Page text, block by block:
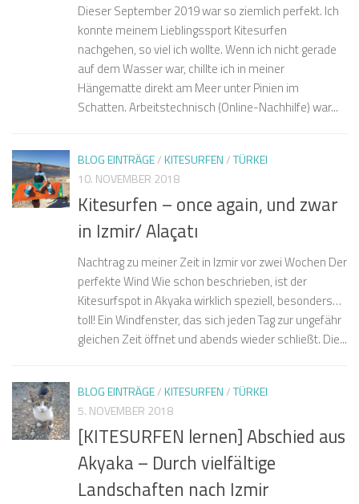
Dieser September 2019 war so ziemlich perfekt. Ich
konnte meinem Lieblingssport Kitesurfen
nachgehen, so viel ich wollte. Wenn ich nicht gerade
auf dem Wasser war, chillte ich in meiner
Hängematte direkt am Meer unter Pinien im
Schatten. Arbeitstechnisch (Online-Nachhilfe) war...
BLOG EINTRÄGE/KITESURFEN/TÜRKEI
10. NOVEMBER 2018
Kitesurfen – once again, und zwar
in Izmir/ Alaçatı
Nachtrag zu meiner Zeit in Izmir vor zwei Wochen Der
perfekte Wind Wie schon beschrieben, ist der
Kitesurfspot in Akyaka wirklich speziell, besonders…
toll! Ein Windfenster, das sich jeden Tag zur ungefähr
gleichen Zeit öffnet und abends wieder schließt. Die...
BLOG EINTRÄGE/KITESURFEN/TÜRKEI
5. NOVEMBER 2018
[KITESURFEN lernen] Abschied aus
Akyaka – Durch vielfältige
Landschaften nach Izmir